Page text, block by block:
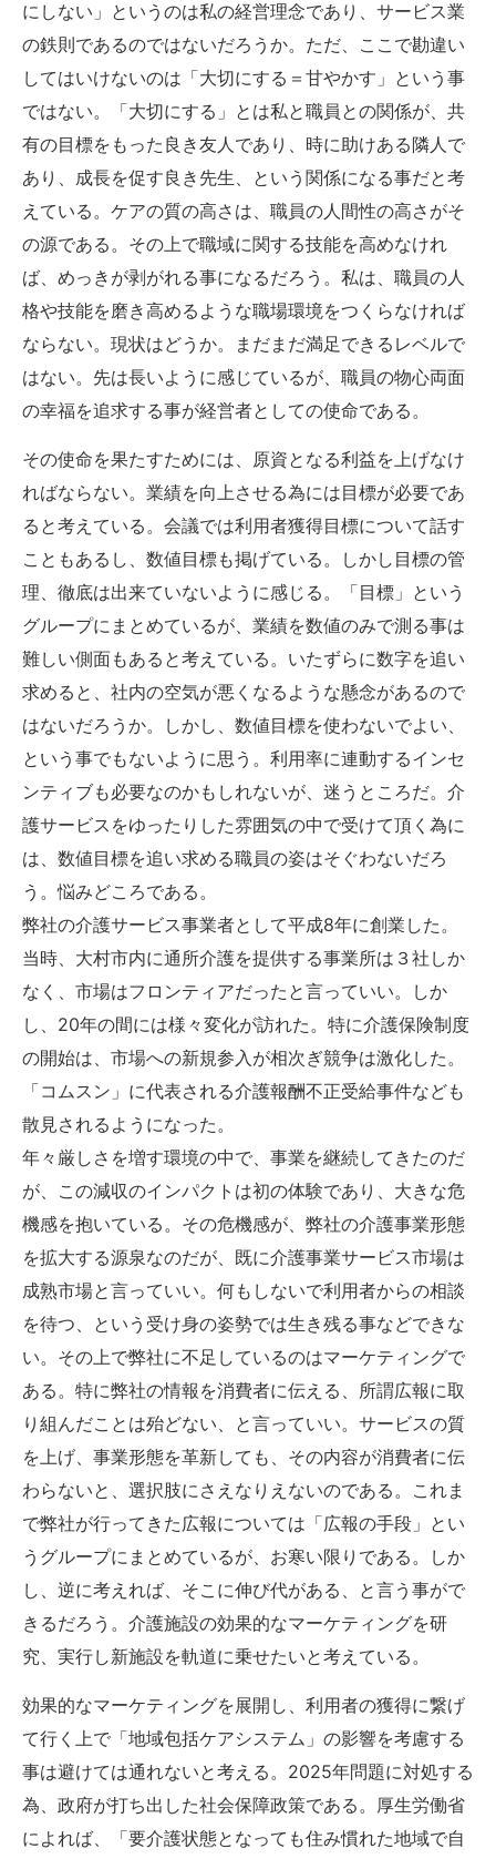
にしない」というのは私の経営理念であり、サービス業
の鉄則であるのではないだろうか。ただ、ここで勘違い
してはいけないのは「大切にする＝甘やかす」という事
ではない。「大切にする」とは私と職員との関係が、共
有の目標をもった良き友人であり、時に助けある隣人で
あり、成長を促す良き先生、という関係になる事だと考
えている。ケアの質の高さは、職員の人間性の高さがそ
の源である。その上で職域に関する技能を高めなけれ
ば、めっきが剥がれる事になるだろう。私は、職員の人
格や技能を磨き高めるような職場環境をつくらなければ
ならない。現状はどうか。まだまだ満足できるレベルで
はない。先は長いように感じているが、職員の物心両面
の幸福を追求する事が経営者としての使命である。
その使命を果たすためには、原資となる利益を上げなけ
ればならない。業績を向上させる為には目標が必要であ
ると考えている。会議では利用者獲得目標について話す
こともあるし、数値目標も掲げている。しかし目標の管
理、徹底は出来ていないように感じる。「目標」という
グループにまとめているが、業績を数値のみで測る事は
難しい側面もあると考えている。いたずらに数字を追い
求めると、社内の空気が悪くなるような懸念があるので
はないだろうか。しかし、数値目標を使わないでよい、
という事でもないように思う。利用率に連動するインセ
ンティブも必要なのかもしれないが、迷うところだ。介
護サービスをゆったりした雰囲気の中で受けて頂く為に
は、数値目標を追い求める職員の姿はそぐわないだろ
う。悩みどころである。
弊社の介護サービス事業者として平成8年に創業した。
当時、大村市内に通所介護を提供する事業所は３社しか
なく、市場はフロンティアだったと言っていい。しか
し、20年の間には様々変化が訪れた。特に介護保険制度
の開始は、市場への新規参入が相次ぎ競争は激化した。
「コムスン」に代表される介護報酬不正受給事件なども
散見されるようになった。
年々厳しさを増す環境の中で、事業を継続してきたのだ
が、この減収のインパクトは初の体験であり、大きな危
機感を抱いている。その危機感が、弊社の介護事業形態
を拡大する源泉なのだが、既に介護事業サービス市場は
成熟市場と言っていい。何もしないで利用者からの相談
を待つ、という受け身の姿勢では生き残る事などできな
い。その上で弊社に不足しているのはマーケティングで
ある。特に弊社の情報を消費者に伝える、所謂広報に取
り組んだことは殆どない、と言っていい。サービスの質
を上げ、事業形態を革新しても、その内容が消費者に伝
わらないと、選択肢にさえなりえないのである。これま
で弊社が行ってきた広報については「広報の手段」とい
うグループにまとめているが、お寒い限りである。しか
し、逆に考えれば、そこに伸び代がある、と言う事がで
きるだろう。介護施設の効果的なマーケティングを研
究、実行し新施設を軌道に乗せたいと考えている。
効果的なマーケティングを展開し、利用者の獲得に繋げ
て行く上で「地域包括ケアシステム」の影響を考慮する
事は避けては通れないと考える。2025年問題に対処する
為、政府が打ち出した社会保障政策である。厚生労働省
によれば、「要介護状態となっても住み慣れた地域で自